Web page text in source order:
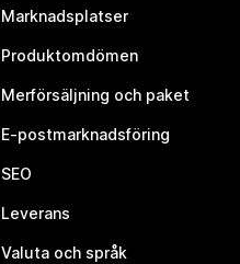
Marknadsplatser
Produktomdömen
Merförsäljning och paket
E-postmarknadsföring
SEO
Leverans
Valuta och språk